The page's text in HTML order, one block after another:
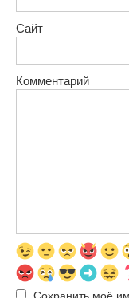
Сайт
Комментарий